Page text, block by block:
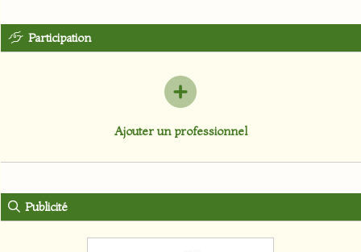
Participation
Ajouter un professionnel
Publicité